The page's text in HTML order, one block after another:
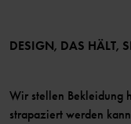
Mitglied werden
DESIGN, DAS HÄLT,
Wir stellen Bekleidung
strapaziert werden